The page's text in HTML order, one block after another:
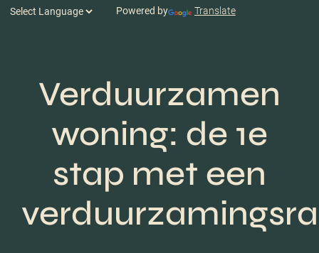
Powered by Translate
Verduurzamen
woning: de 1e
stap met een